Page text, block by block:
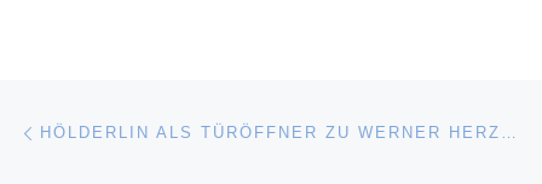
HÖLDERLIN ALS TÜRÖFFNER ZU WERNER HERZOG